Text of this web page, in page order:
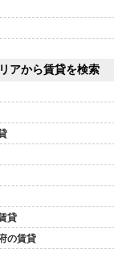
アから賃貸を検索
貸
の賃貸